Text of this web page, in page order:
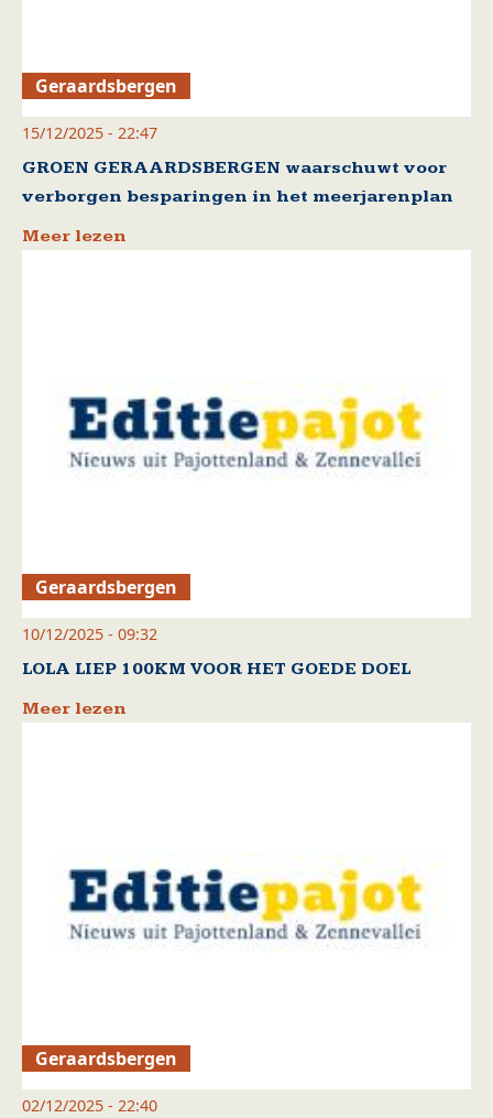
Geraardsbergen
15/12/2025 - 22:47
GROEN GERAARDSBERGEN waarschuwt voor
verborgen besparingen in het meerjarenplan
Meer lezen
Geraardsbergen
10/12/2025 - 09:32
LOLA LIEP 100KM VOOR HET GOEDE DOEL
Meer lezen
Geraardsbergen
02/12/2025 - 22:40